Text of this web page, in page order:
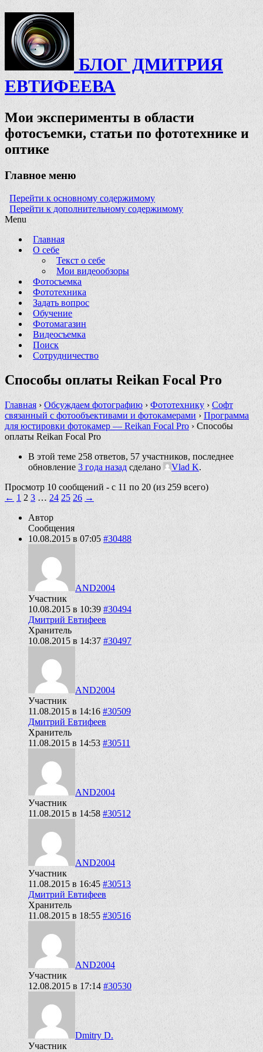
БЛОГ ДМИТРИЯ
ЕВТИФЕЕВА
Мои эксперименты в области
фотосъемки, статьи по фототехнике и
оптике
Главное меню
Перейти к основному содержимому
Перейти к дополнительному содержимому
Menu
Главная
О себе
Текст о себе
Мои видеообзоры
Фотосъемка
Фототехника
Задать вопрос
Обучение
Фотомагазин
Видеосъемка
Поиск
Сотрудничество
Способы оплаты Reikan Focal Pro
Главная › Обсуждаем фотографию › Фототехнику › Софт
связанный с фотообъективами и фотокамерами › Программа
для юстировки фотокамер — Reikan Focal Pro › Способы
оплаты Reikan Focal Pro
В этой теме 258 ответов, 57 участников, последнее
обновление 3 года назад сделано Vlad K.
Просмотр 10 сообщений - с 11 по 20 (из 259 всего)
← 1 2 3 … 24 25 26 →
Автор
Сообщения
10.08.2015 в 07:05 #30488
AND2004
Участник
10.08.2015 в 10:39 #30494
Дмитрий Евтифеев
Хранитель
10.08.2015 в 14:37 #30497
AND2004
Участник
11.08.2015 в 14:16 #30509
Дмитрий Евтифеев
Хранитель
11.08.2015 в 14:53 #30511
AND2004
Участник
11.08.2015 в 14:58 #30512
AND2004
Участник
11.08.2015 в 16:45 #30513
Дмитрий Евтифеев
Хранитель
11.08.2015 в 18:55 #30516
AND2004
Участник
12.08.2015 в 17:14 #30530
Dmitry D.
Участник